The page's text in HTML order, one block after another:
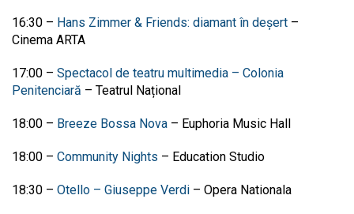
16:30 – Hans Zimmer & Friends: diamant în deșert –
Cinema ARTA
17:00 – Spectacol de teatru multimedia – Colonia
Penitenciară – Teatrul Național
18:00 – Breeze Bossa Nova – Euphoria Music Hall
18:00 – Community Nights – Education Studio
18:30 – Otello – Giuseppe Verdi – Opera Nationala